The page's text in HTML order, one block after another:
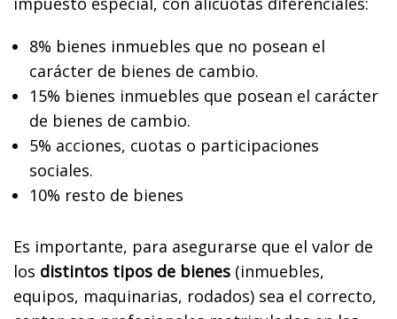
8% bienes inmuebles que no posean el
carácter de bienes de cambio.
15% bienes inmuebles que posean el carácter
de bienes de cambio.
5% acciones, cuotas o participaciones
sociales.
10% resto de bienes
Es importante, para asegurarse que el valor de
los distintos tipos de bienes (inmuebles,
equipos, maquinarias, rodados) sea el correcto,